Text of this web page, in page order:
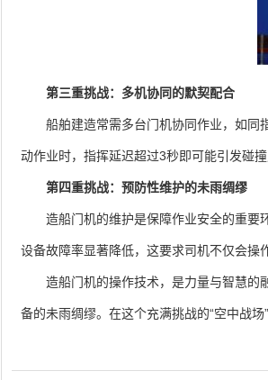
第三重挑战：多机协同的默契配合
船舶建造常需多台门机协同作业，如同指
动作业时，指挥延迟超过3秒即可能引发碰
第四重挑战：预防性维护的未雨绸缪
造船门机的维护是保障作业安全的重要环
设备故障率显著降低，这要求司机不仅会操
造船门机的操作技术，是力量与智慧的融
备的未雨绸缪。在这个充满挑战的“空中战